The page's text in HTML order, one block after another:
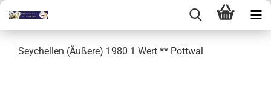
Seychellen (Äußere) 1980 1 Wert ** Pottwal